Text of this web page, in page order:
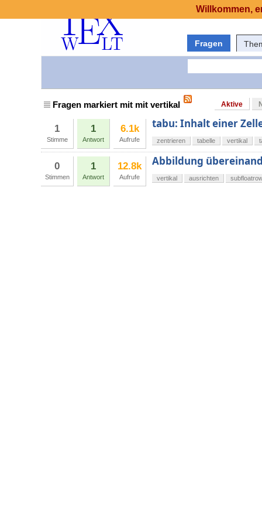
Fragen
Fragen markiert mit mit vertikal Aktive
1
Stimme
1
Antwort
6.1k
Aufrufe
tabu: Inhalt einer
zentrieren tabelle vertikal
0
Stimmen
1
Antwort
12.8k
Aufrufe
Abbildung
vertikal ausrichten
Willkommen,